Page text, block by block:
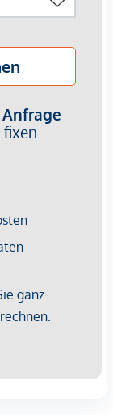
erworben
und